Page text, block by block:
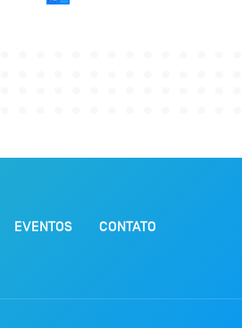
EVENTOS CONTATO